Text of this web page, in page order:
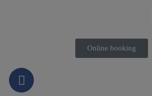
Online booking